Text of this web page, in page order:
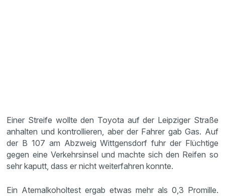
Einer Streife wollte den Toyota auf der Leipziger Straße
anhalten und kontrollieren, aber der Fahrer gab Gas. Auf
der B 107 am Abzweig Wittgensdorf fuhr der Flüchtige
gegen eine Verkehrsinsel und machte sich den Reifen so
sehr kaputt, dass er nicht weiterfahren konnte.
Ein Atemalkoholtest ergab etwas mehr als 0,3 Promille.